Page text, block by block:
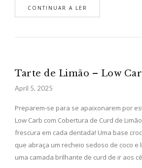
CONTINUAR A LER
Tarte de Limão – Low
April 5, 2025
Preparem-se para se apaixonarem por
Low Carb com Cobertura de Curd de
frescura em cada dentada! Uma base
que abraça um recheio sedoso de coco e
uma camada brilhante de curd de ir aos